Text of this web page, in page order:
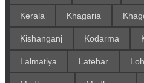
Kerala Khagaria
Kishanganj Kodarma
Lalmatiya Latehar